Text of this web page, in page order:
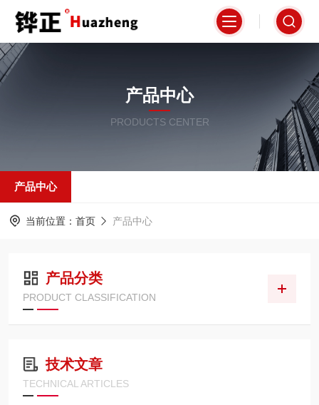
产品中心
PRODUCTS CENTER
产品中心
当前位置： 首页 产品中心
产品分类
PRODUCT CLASSIFICATION
技术文章
TECHNICAL ARTICLES